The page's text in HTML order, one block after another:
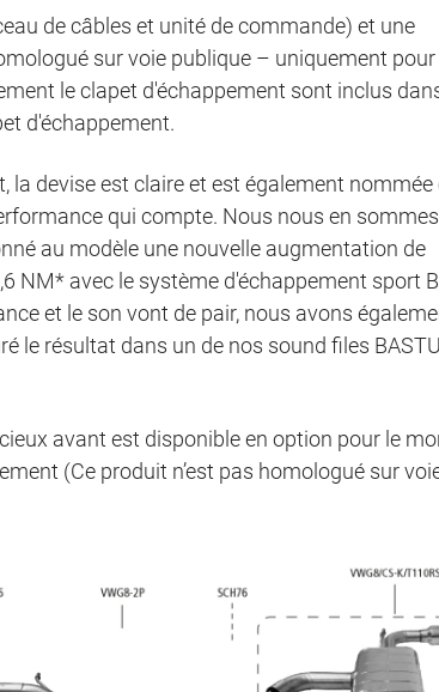
de câbles et unité de commande) et une
sur voie publique – uniquement pour
le clapet d'échappement sont inclus
d'échappement.
la devise est claire et est également
qui compte. Nous nous en
au modèle une nouvelle augmentation de
NM* avec le système d'échappement sport
et le son vont de pair, nous avons
le résultat dans un de nos sound files
avant est disponible en option pour le
(Ce produit n’est pas homologué sur